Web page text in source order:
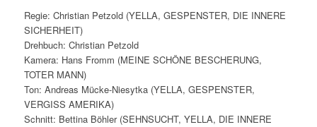
Regie: Christian Petzold (YELLA, GESPENSTER, DIE INNERE
SICHERHEIT)
Drehbuch: Christian Petzold
Kamera: Hans Fromm (MEINE SCHÖNE BESCHERUNG,
TOTER MANN)
Ton: Andreas Mücke-Niesytka (YELLA, GESPENSTER,
VERGISS AMERIKA)
Schnitt: Bettina Böhler (SEHNSUCHT, YELLA, DIE INNERE